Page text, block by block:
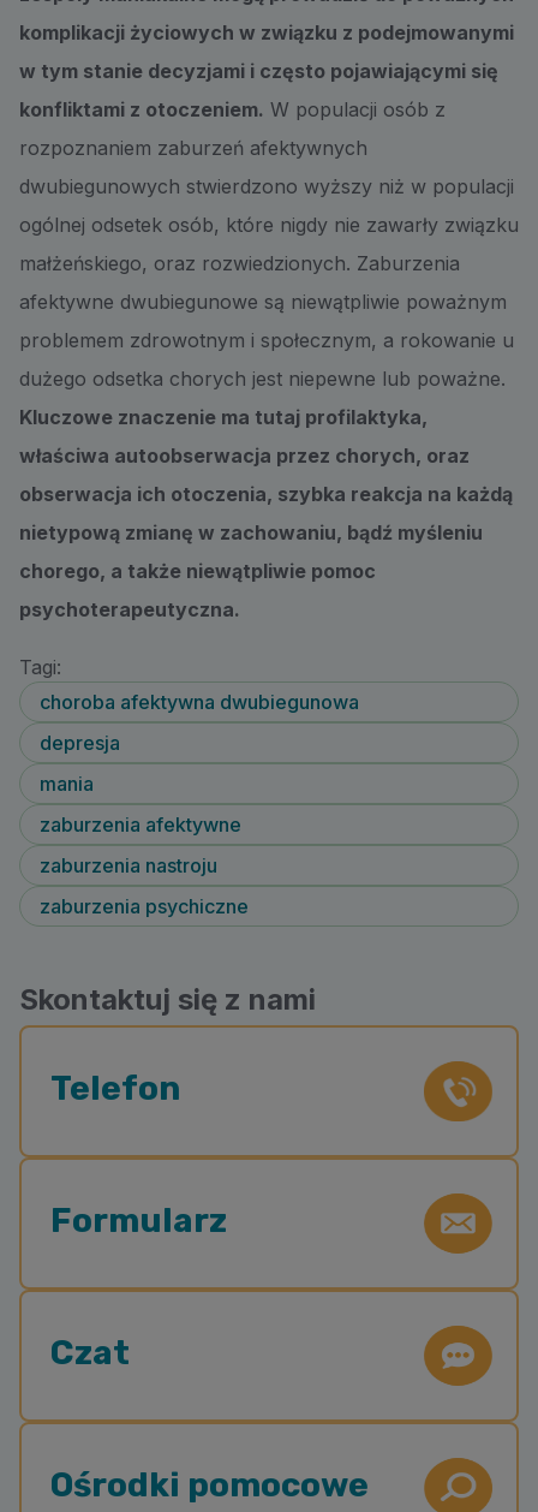
komplikacji życiowych w związku z podejmowanymi
w tym stanie decyzjami i często pojawiającymi się
konfliktami z otoczeniem. W populacji osób z
rozpoznaniem zaburzeń afektywnych
dwubiegunowych stwierdzono wyższy niż w populacji
ogólnej odsetek osób, które nigdy nie zawarły związku
małżeńskiego, oraz rozwiedzionych. Zaburzenia
afektywne dwubiegunowe są niewątpliwie poważnym
problemem zdrowotnym i społecznym, a rokowanie u
dużego odsetka chorych jest niepewne lub poważne.
Kluczowe znaczenie ma tutaj profilaktyka,
właściwa autoobserwacja przez chorych, oraz
obserwacja ich otoczenia, szybka reakcja na każdą
nietypową zmianę w zachowaniu, bądź myśleniu
chorego, a także niewątpliwie pomoc
psychoterapeutyczna.
Tagi:
choroba afektywna dwubiegunowa
depresja
mania
zaburzenia afektywne
zaburzenia nastroju
zaburzenia psychiczne
Skontaktuj się z nami
Telefon
Formularz
Czat
Ośrodki pomocowe